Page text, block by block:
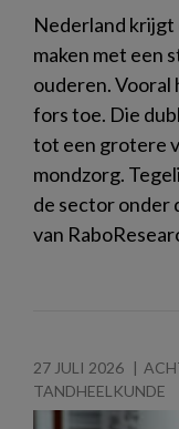
Nederland krijgt
maken met een
ouderen. Vooral
fors toe. Die
tot een grotere
mondzorg.
de sector onder
van
27 JULI 2026
TANDHEELKUNDE